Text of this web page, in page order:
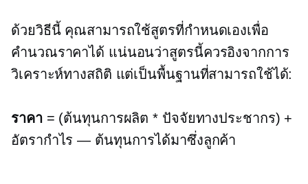
ด้วยวิธีนี้ คุณสามารถใช้สูตรที่กำหนดเองเพื่อ
คำนวณราคาได้ แน่นอนว่าสูตรนี้ควรอิงจากการ
วิเคราะห์ทางสถิติ แต่เป็นพื้นฐานที่สามารถใช้ได้:
ราคา= (ต้นทุนการผลิต * ปัจจัยทางประชากร) +
อัตรากำไร — ต้นทุนการได้มาซึ่งลูกค้า